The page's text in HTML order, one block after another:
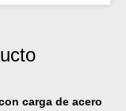
carga de acero